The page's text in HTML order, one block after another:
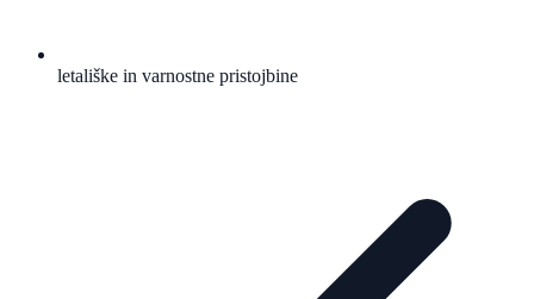
letališke in varnostne pristojbine